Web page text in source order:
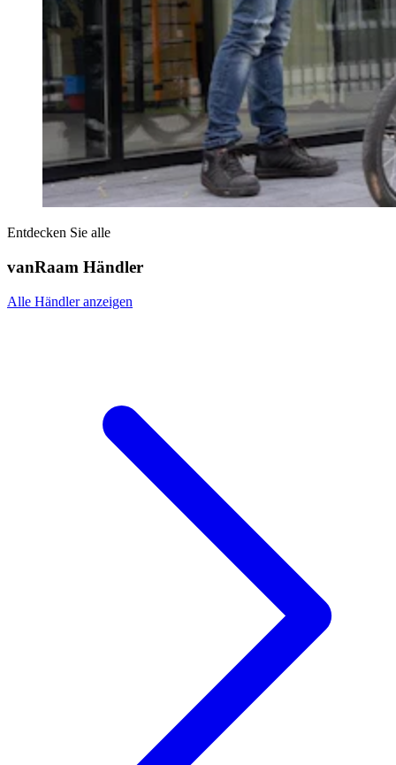
Entdecken Sie alle
vanRaam Händler
Alle Händler anzeigen